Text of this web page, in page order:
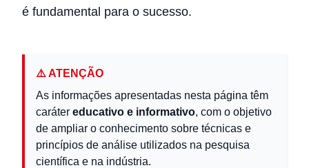
é fundamental para o sucesso.
⚠️ ATENÇÃO
As informações apresentadas nesta página têm
caráter educativo e informativo, com o objetivo
de ampliar o conhecimento sobre técnicas e
princípios de análise utilizados na pesquisa
científica e na indústria.